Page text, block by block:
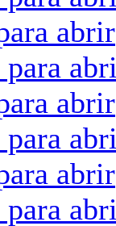
abrir
abrir
abrir